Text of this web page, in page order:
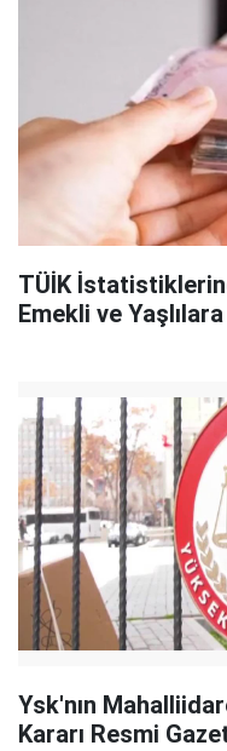
TÜİK
Emekli ve
Ysk'nın
Kararı Resmi